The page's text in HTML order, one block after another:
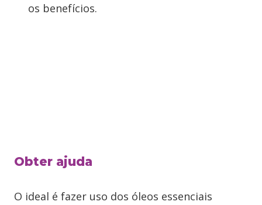
os benefícios.
Obter ajuda
O ideal é fazer uso dos óleos essenciais